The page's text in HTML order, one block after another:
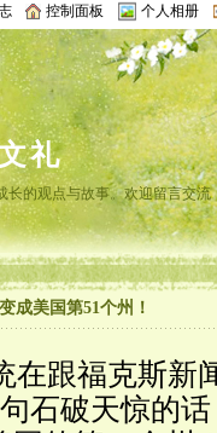
控制面板 个人相册
礼
长的观点与故事。欢迎留言交流
成美国第51个州！
在跟福克斯新
石破天惊的